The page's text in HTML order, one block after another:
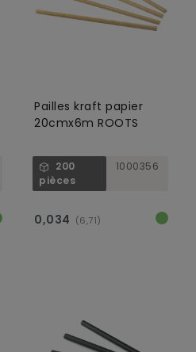
Pailles kraft papier
20cmx6m ROOTS
200
pièces
1000356
0,034 (6,71)